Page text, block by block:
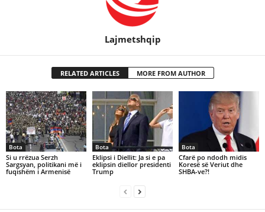
Lajmetshqip
RELATED ARTICLES MORE FROM AUTHOR
Bota
Si u rrëzua Serzh
Sargsyan, politikani më i
fuqishëm i Armenisë
Bota
Eklipsi i Diellit: Ja si e pa
eklipsin diellor presidenti
Trump
Bota
Cfarë po ndodh midis
Koresë së Veriut dhe
SHBA-ve?!